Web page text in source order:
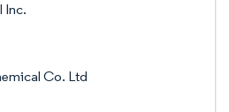
Inc.
Co. Ltd